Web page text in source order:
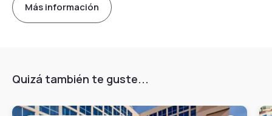
Más información
Quizá también te guste...